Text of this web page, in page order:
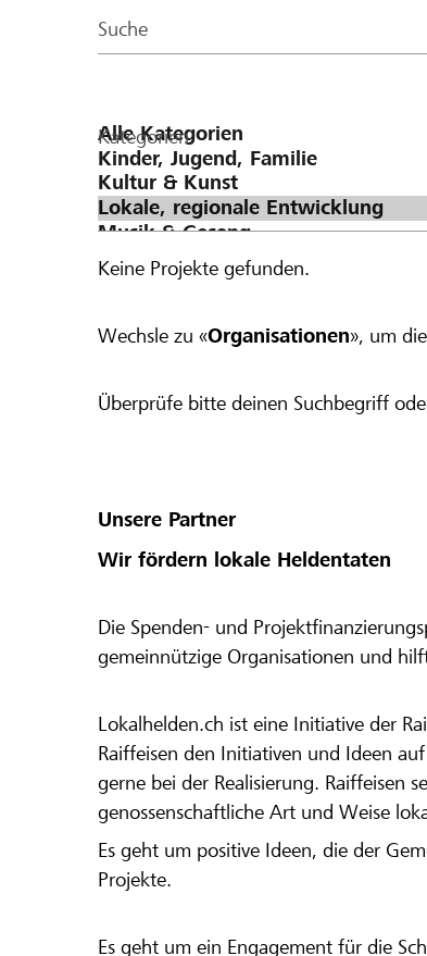
Suche
Kategorien
Keine Projekte gefunden.
Wechsle zu «Organisationen», um
Überprüfe bitte deinen Suchbegriff
Unsere Partner
Wir fördern lokale Heldentaten
Die Spenden- und
gemeinnützige Organisationen und
Lokalhelden.ch ist eine Initiative der
Raiffeisen den Initiativen und Ideen
gerne bei der Realisierung. Raiffeisen
genossenschaftliche Art und Weise
Es geht um positive Ideen, die der
Projekte.
Es geht um ein Engagement für die